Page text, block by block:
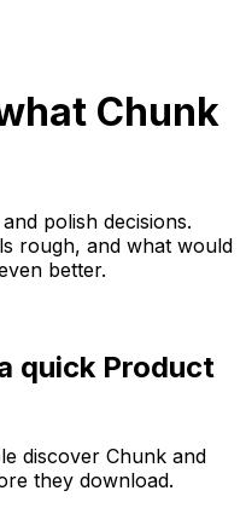
Chunk
polish decisions.
rough, and what would
better.
quick Product
discover Chunk and
they download.